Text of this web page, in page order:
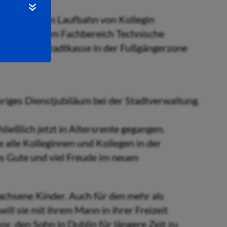
beruflichen Laufbahn von Kollegin
im Fachbereich Technische
von der Stadtkasse in der Fußgängerzone
Dienstjubiläum bei der Stadtverwaltung.
jetzt in Altersrente gegangen.
Kolleginnen und Kollegen in der
Gute und viel Freude im neuen
Kinder. Auch für den mehr als
sie mit ihrem Mann in ihrer Freizeit
den Sohn in Dublin für längere Zeit zu